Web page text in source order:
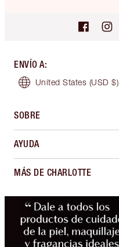
ENVÍO A:
United States (USD $)
SOBRE
AYUDA
MÁS DE CHARLOTTE